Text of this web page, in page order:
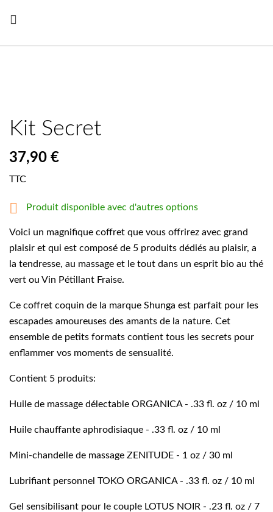

Kit Secret
37,90 €
TTC
 Produit disponible avec d'autres options
Voici un magnifique coffret que vous offrirez avec grand
plaisir et qui est composé de 5 produits dédiés au plaisir, a
la tendresse, au massage et le tout dans un esprit bio au thé
vert ou Vin Pétillant Fraise.
Ce coffret coquin de la marque Shunga est parfait pour les
escapades amoureuses des amants de la nature. Cet
ensemble de petits formats contient tous les secrets pour
enflammer vos moments de sensualité.
Contient 5 produits:
Huile de massage délectable ORGANICA - .33 fl. oz / 10 ml
Huile chauffante aphrodisiaque - .33 fl. oz / 10 ml
Mini-chandelle de massage ZENITUDE - 1 oz / 30 ml
Lubrifiant personnel TOKO ORGANICA - .33 fl. oz / 10 ml
Gel sensibilisant pour le couple LOTUS NOIR - .23 fl. oz / 7